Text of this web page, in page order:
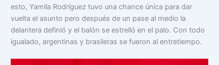
esto, Yamila Rodríguez tuvo una chance única para dar
vuelta el asunto pero después de un pase al medio la
delantera definió y el balón se estrelló en el palo. Con todo
igualado, argentinas y brasileras se fueron al entretiempo.